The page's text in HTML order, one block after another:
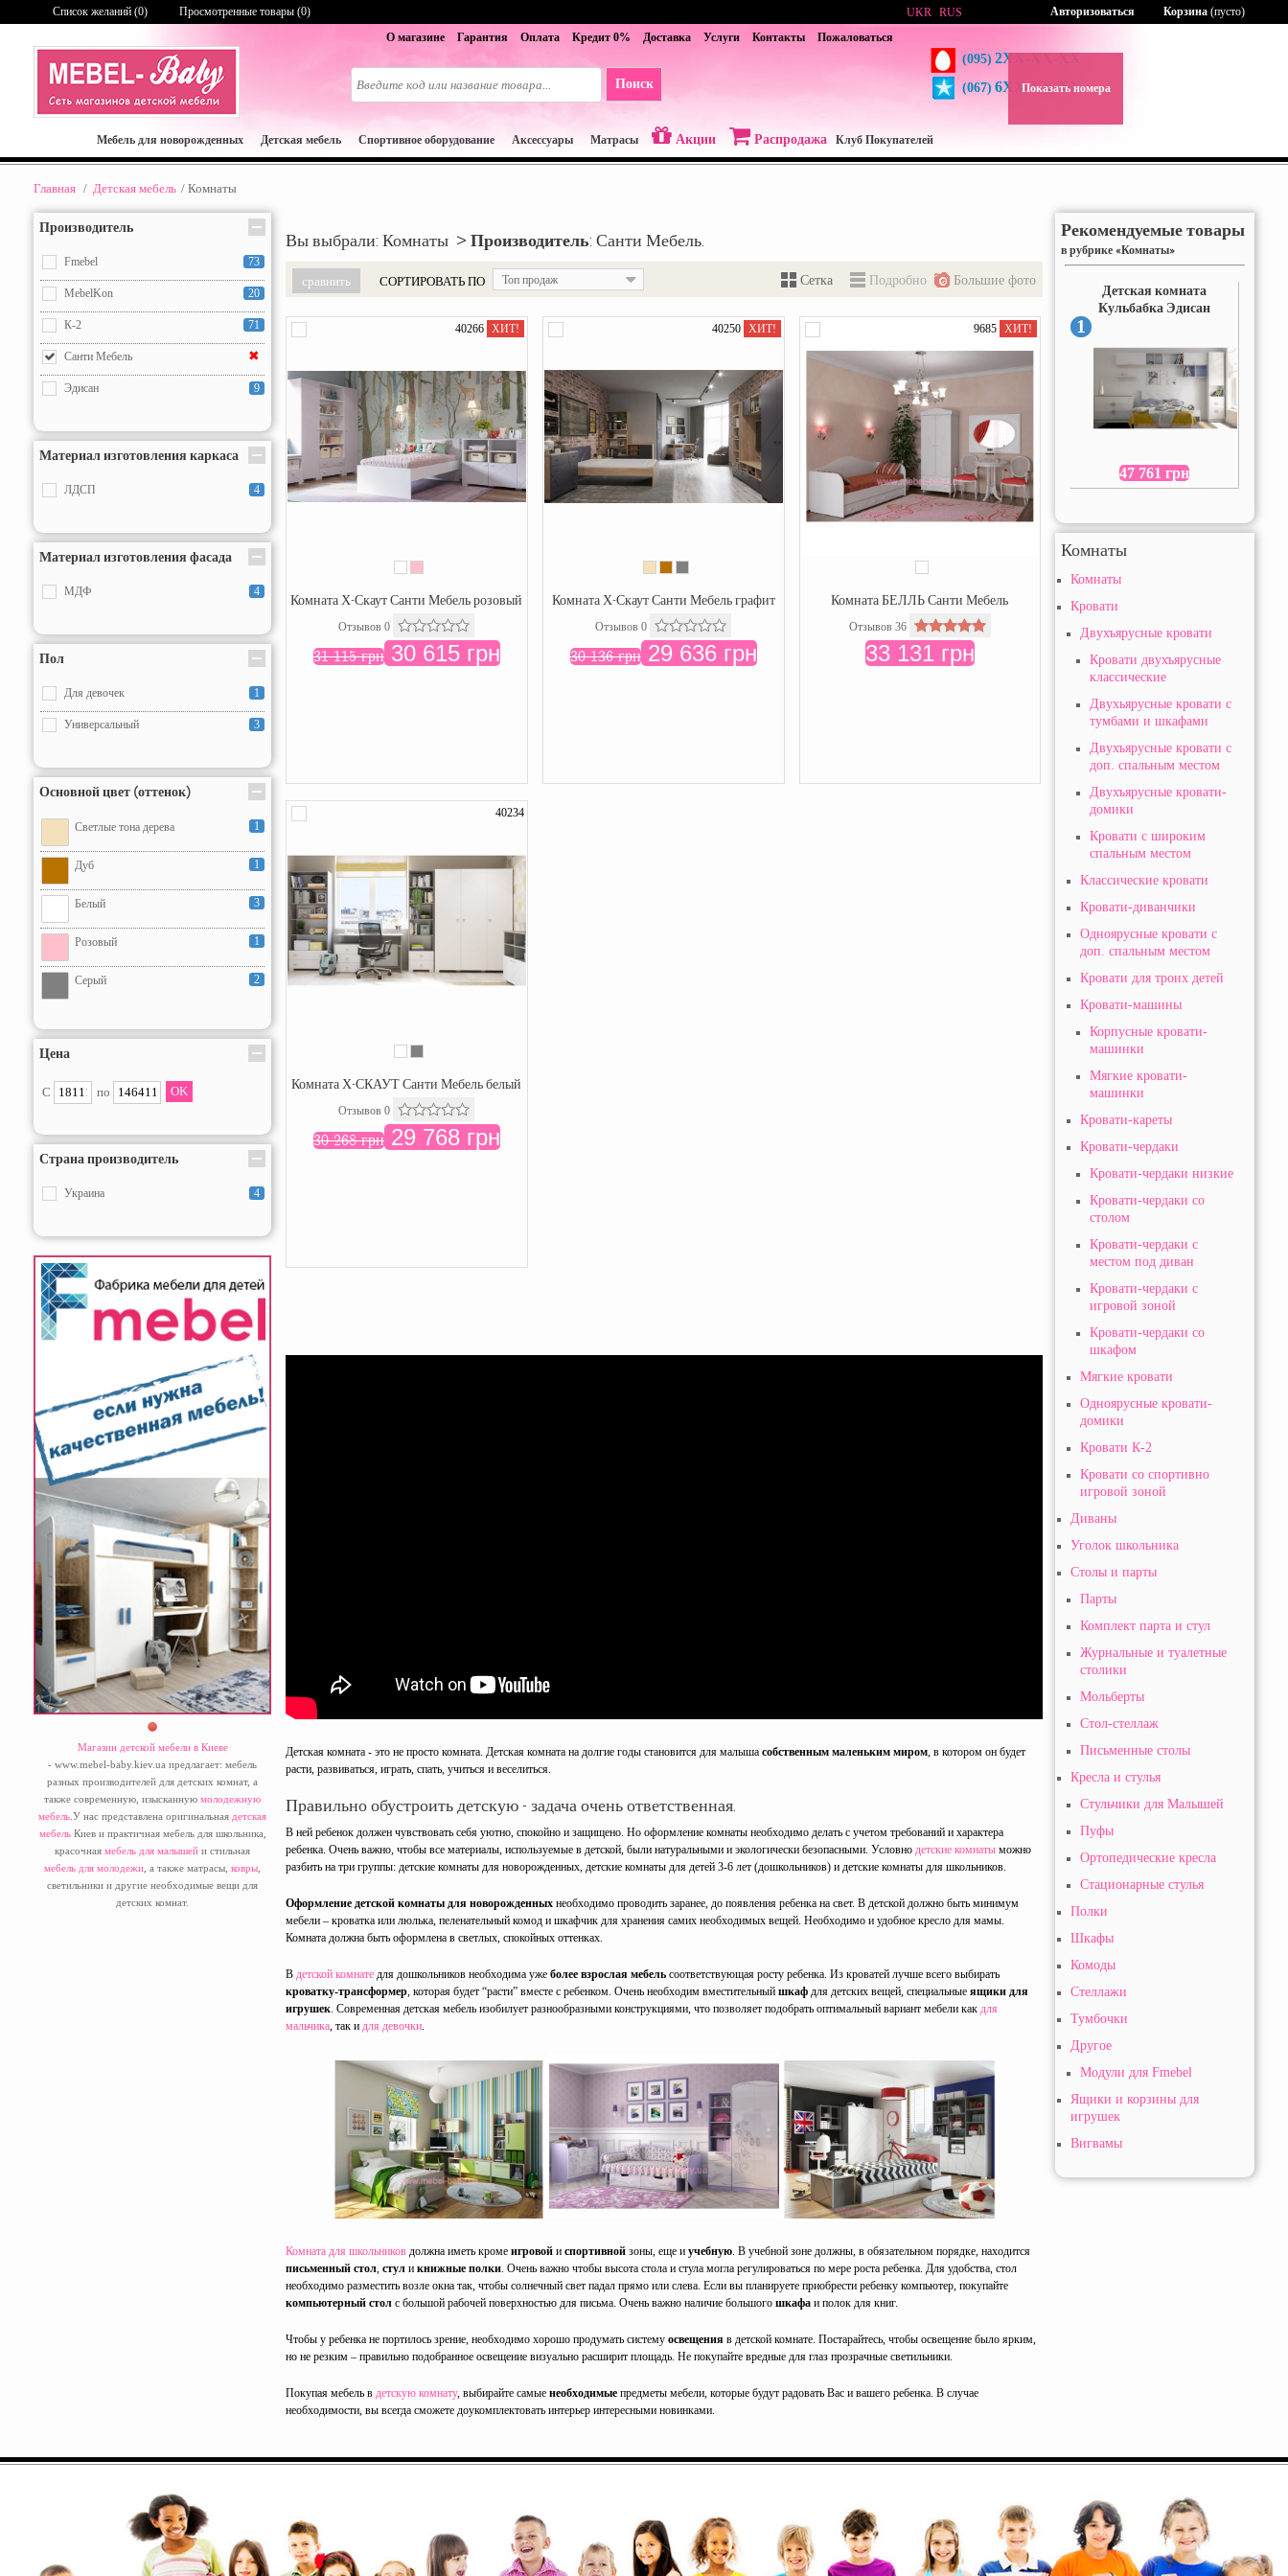
О магазине Гарантия Оплата Кредит 0% Доставка Услуги Контакты Пожаловаться
(095) 2XX-XX-XX
(067) 6XX-XX-XX
Показать номера
UKR RUS
Список желаний (0) Просмотренные товары (0) Корзина (пусто)
Авторизоваться
Мебель для новорожденных Детская мебель Спортивное оборудование Аксессуары Матрасы Акции Распродажа Клуб Покупателей
Главная / Детская мебель / Комнаты
Производитель
Fmebel 73
MebelKon 20
К-2 71
Санти Мебель ✖
Эдисан 9
Материал изготовления каркаса
ЛДСП 4
Материал изготовления фасада
МДФ 4
Пол
Для девочек 1
Универсальный 3
Основной цвет (оттенок)
Светлые тона дерева 1
Дуб 1
Белый 3
Розовый 1
Серый 2
Цена
С по
Страна производитель
Украина 4
Магазин детской мебели в Киеве
- www.mebel-baby.kiev.ua предлагает: мебель
разных производителей для детских комнат, а
также современную, изысканную молодежную
мебель .У нас представлена оригинальная детская
мебельКиев и практичная мебель для школьника,
красочная мебель для малышей и стильная
мебель для молодежи , а также матрасы, ковры
светильники и другие необходимые вещи для
детских комнат.
Вы выбрали: Комнаты > Производитель: Санти Мебель.
СОРТИРОВАТЬ ПО Топ продаж Сетка Подробно Большие фото
40266 ХИТ!
Комната Х-Скаут Санти Мебель розовый
Отзывов 0
31 115 грн30 615 грн
40250 ХИТ!
Комната Х-Скаут Санти Мебель графит
Отзывов 0
30 136 грн29 636 грн
9685 ХИТ!
Комната БЕЛЛЬ Санти Мебель
Отзывов 36
33 131 грн
40234
Комната Х-СКАУТ Санти Мебель белый
Отзывов 0
30 268 грн29 768 грн
Детская комната - это не просто комната. Детская комната на долгие годы становится для малыша собственным маленьким миром, в котором он будет
расти, развиваться, играть, спать, учиться и веселиться.
Правильно обустроить детскую - задача очень ответственная.
В ней ребенок должен чувствовать себя уютно, спокойно и защищено. Но оформление комнаты необходимо делать с учетом требований и характера
ребенка. Очень важно, чтобы все материалы, используемые в детской, были натуральными и экологически безопасными. Условно детские комнаты можно
разбить на три группы: детские комнаты для новорожденных, детские комнаты для детей 3-6 лет (дошкольников) и детские комнаты для школьников.
Оформление детской комнаты для новорожденных необходимо проводить заранее, до появления ребенка на свет. В детской должно быть минимум
мебели – кроватка или люлька, пеленательный комод и шкафчик для хранения самих необходимых вещей. Необходимо и удобное кресло для мамы.
Комната должна быть оформлена в светлых, спокойных оттенках.
В детской комнате для дошкольников необходима уже более взрослая мебель соответствующая росту ребенка. Из кроватей лучше всего выбирать
кроватку-трансформер, которая будет “расти” вместе с ребенком. Очень необходим вместительный шкаф для детских вещей, специальные ящики для
игрушек. Современная детская мебель изобилует разнообразными конструкциями, что позволяет подобрать оптимальный вариант мебели как для
мальчика, так и для девочки.
Комната для школьников должна иметь кроме игровой и спортивной зоны, еще и учебную. В учебной зоне должны, в обязательном порядке, находится
письменный стол, стул и книжные полки. Очень важно чтобы высота стола и стула могла регулироваться по мере роста ребенка. Для удобства, стол
необходимо разместить возле окна так, чтобы солнечный свет падал прямо или слева. Если вы планируете приобрести ребенку компьютер, покупайте
компьютерный стол с большой рабочей поверхностью для письма. Очень важно наличие большого шкафа и полок для книг.
Чтобы у ребенка не портилось зрение, необходимо хорошо продумать систему освещения в детской комнате. Постарайтесь, чтобы освещение было ярким,
но не резким – правильно подобранное освещение визуально расширит площадь. Не покупайте вредные для глаз прозрачные светильники.
Покупая мебель в детскую комнату, выбирайте самые необходимые предметы мебели, которые будут радовать Вас и вашего ребенка. В случае
необходимости, вы всегда сможете доукомплектовать интерьер интересными новинками.
Рекомендуемые товары
в рубрике «Комнаты»
Детская комната
Кульбабка Эдисан
1
47 761 грн
Комнаты
Комнаты
Кровати
Двухъярусные кровати
Кровати двухъярусные
классические
Двухьярусные кровати с
тумбами и шкафами
Двухъярусные кровати с
доп. спальным местом
Двухъярусные кровати-
домики
Кровати с широким
спальным местом
Классические кровати
Кровати-диванчики
Одноярусные кровати с
доп. спальным местом
Кровати для троих детей
Кровати-машины
Корпусные кровати-
машинки
Мягкие кровати-
машинки
Кровати-кареты
Кровати-чердаки
Кровати-чердаки низкие
Кровати-чердаки со
столом
Кровати-чердаки с
местом под диван
Кровати-чердаки с
игровой зоной
Кровати-чердаки со
шкафом
Мягкие кровати
Одноярусные кровати-
домики
Кровати К-2
Кровати со спортивно
игровой зоной
Диваны
Уголок школьника
Столы и парты
Парты
Комплект парта и стул
Журнальные и туалетные
столики
Мольберты
Стол-стеллаж
Письменные столы
Кресла и стулья
Стульчики для Малышей
Пуфы
Ортопедические кресла
Стационарные стулья
Полки
Шкафы
Комоды
Стеллажи
Тумбочки
Другое
Модули для Fmebel
Ящики и корзины для
игрушек
Вигвамы